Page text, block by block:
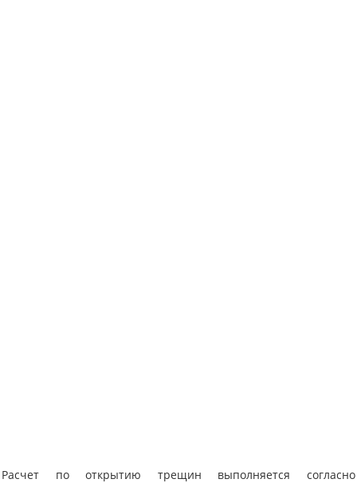
Расчет по открытию трещин выполняется согласно